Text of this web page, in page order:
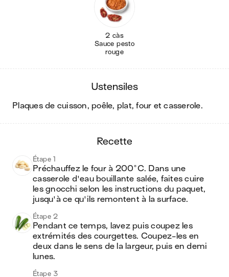
2 càs
Sauce pesto
rouge
ustensiles
plaques de cuisson, poêle, plat, four et casserole.
recette
Étape 1
Préchauffez le four à 200°C. Dans une
casserole d'eau bouillante salée, faites cuire
les gnocchi selon les instructions du paquet,
jusqu'à ce qu'ils remontent à la surface.
Étape 2
Pendant ce temps, lavez puis coupez les
extrémités des courgettes. Coupez-les en
deux dans le sens de la largeur, puis en demi
lunes.
Étape 3